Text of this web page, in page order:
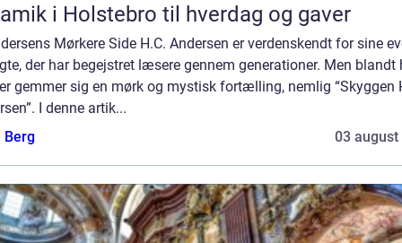
i Holstebro til hverdag og gaver
Mørkere Side H.C. Andersen er verdenskendt for sine
der har begejstret læsere gennem generationer. Men blandt
gemmer sig en mørk og mystisk fortælling, nemlig “Skyggen
I denne artik...
Berg
03 august